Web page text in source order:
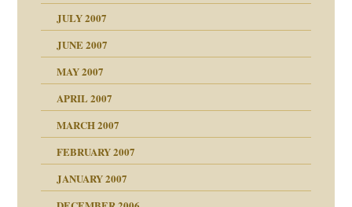
in meiner
voller Absicht!"
JULY 2007
JUNE 2007
MAY 2007
APRIL 2007
MARCH 2007
FEBRUARY 2007
JANUARY 2007